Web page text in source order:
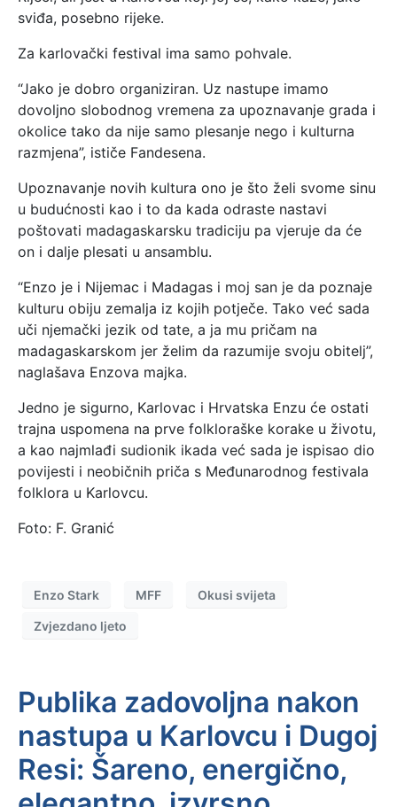
sviđa, posebno rijeke.
Za karlovački festival ima samo pohvale.
“Jako je dobro organiziran. Uz nastupe imamo
dovoljno slobodnog vremena za upoznavanje grada i
okolice tako da nije samo plesanje nego i kulturna
razmjena”, ističe Fandesena.
Upoznavanje novih kultura ono je što želi svome sinu
u budućnosti kao i to da kada odraste nastavi
poštovati madagaskarsku tradiciju pa vjeruje da će
on i dalje plesati u ansamblu.
“Enzo je i Nijemac i Madagas i moj san je da poznaje
kulturu obiju zemalja iz kojih potječe. Tako već sada
uči njemački jezik od tate, a ja mu pričam na
madagaskarskom jer želim da razumije svoju obitelj”,
naglašava Enzova majka.
Jedno je sigurno, Karlovac i Hrvatska Enzu će ostati
trajna uspomena na prve folkloraške korake u životu,
a kao najmlađi sudionik ikada već sada je ispisao dio
povijesti i neobičnih priča s Međunarodnog festivala
folklora u Karlovcu.
Foto: F. Granić
Enzo Stark MFF Okusi svijeta
Zvjezdano ljeto
Publika zadovoljna nakon
nastupa u Karlovcu i Dugoj
Resi: Šareno, energično,